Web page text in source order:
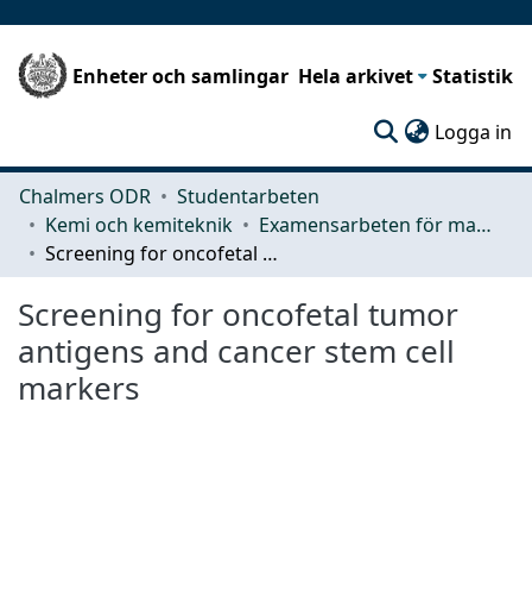
Enheter och samlingar Hela arkivet Statistik
Logga in
Chalmers ODR
Studentarbeten
Kemi och kemiteknik
Examensarbeten för masterexamen
Screening for oncofetal tumor antigens and cancer stem cell markers
Screening for oncofetal tumor
antigens and cancer stem cell
markers